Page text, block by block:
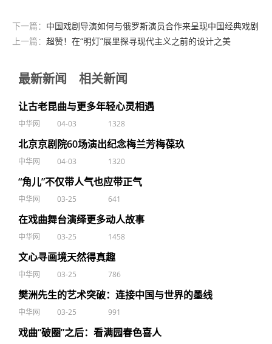
下一篇： 中国戏剧导演如何与俄罗斯演员合作来呈现中国经典戏剧
上一篇： 超赞！在“明灯”展里探寻现代主义之前的设计之美
最新新闻 相关新闻
让古老昆曲与更多年轻心灵相遇
中华网 04-03 1328
北京京剧院60场演出纪念梅兰芳梅葆玖
中华网 04-03 1320
“角儿”不仅带人气也应带正气
中华网 03-25 641
在戏曲舞台演绎更多动人故事
中华网 03-25 1458
文心寻画境天然得真趣
中华网 03-25 786
樊洲先生的艺术突破：连接中国与世界的墨线
中华网 03-25 991
戏曲“破圈”之后：看满园春色喜人